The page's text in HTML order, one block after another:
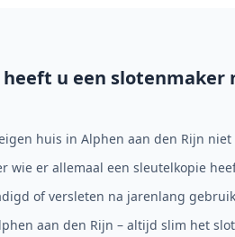
heeft u een slotenmaker
huis in Alphen aan den Rijn niet
wie er allemaal een sleutelkopie
of versleten na jarenlang gebruik
aan den Rijn – altijd slim het